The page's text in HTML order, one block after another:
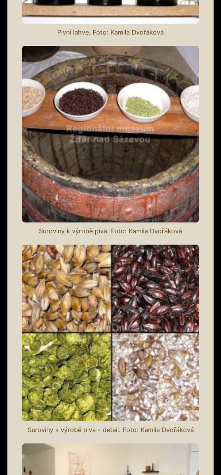
Pivní lahve. Foto: Kamila Dvořáková
Suroviny k výrobě piva. Foto: Kamila Dvořáková
Suroviny k výrobě piva - detail. Foto: Kamila Dvořáková